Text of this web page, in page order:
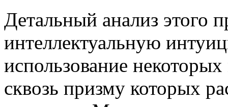
Детальный анализ этого
интеллектуальную
использование
сквозь призму которых